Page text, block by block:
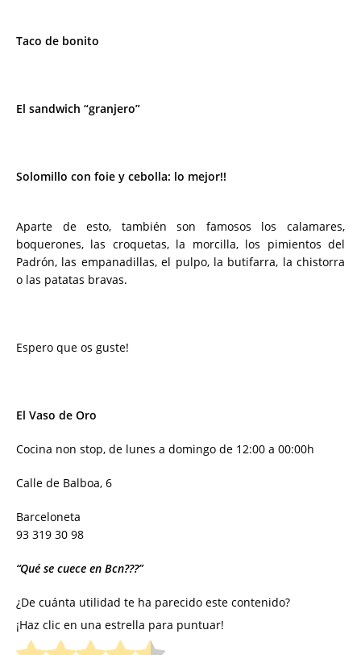
Taco de bonito
El sandwich “granjero”
Solomillo con foie y cebolla: lo mejor!!
Aparte de esto, también son famosos los calamares,
boquerones, las croquetas, la morcilla, los pimientos del
Padrón, las empanadillas, el pulpo, la butifarra, la chistorra
o las patatas bravas.
Espero que os guste!
El Vaso de Oro
Cocina non stop, de lunes a domingo de 12:00 a 00:00h
Calle de Balboa, 6
Barceloneta
93 319 30 98
“Qué se cuece en Bcn???”
¿De cuánta utilidad te ha parecido este contenido?
¡Haz clic en una estrella para puntuar!